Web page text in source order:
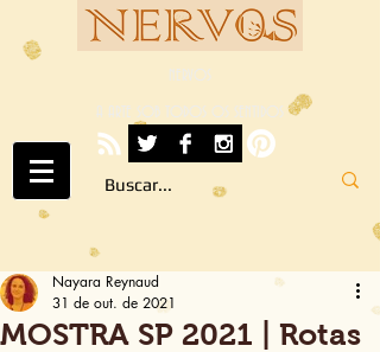
NERVOS
A ARTE SOB TODOS OS SENTIDOS
MOSTRA SP 2021 | Rotas
Nayara Reynaud
31 de out. de 2021